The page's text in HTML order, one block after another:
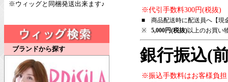
※ウィッグと同梱発送出来ます♪
ブランドから探す
※代引手数料300円(税抜)
■
商品配送時に配送員へ【現
※
5,000円(税抜)以上のお買い
銀行振込(
※振込手数料はお客様負担